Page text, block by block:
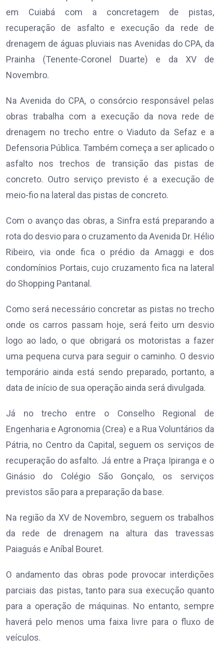
em Cuiabá com a concretagem de pistas,
recuperação de asfalto e execução da rede de
drenagem de águas pluviais nas Avenidas do CPA, da
Prainha (Tenente-Coronel Duarte) e da XV de
Novembro.
Na Avenida do CPA, o consórcio responsável pelas
obras trabalha com a execução da nova rede de
drenagem no trecho entre o Viaduto da Sefaz e a
Defensoria Pública. Também começa a ser aplicado o
asfalto nos trechos de transição das pistas de
concreto. Outro serviço previsto é a execução de
meio-fio na lateral das pistas de concreto.
Com o avanço das obras, a Sinfra está preparando a
rota do desvio para o cruzamento da Avenida Dr. Hélio
Ribeiro, via onde fica o prédio da Amaggi e dos
condomínios Portais, cujo cruzamento fica na lateral
do Shopping Pantanal.
Como será necessário concretar as pistas no trecho
onde os carros passam hoje, será feito um desvio
logo ao lado, o que obrigará os motoristas a fazer
uma pequena curva para seguir o caminho. O desvio
temporário ainda está sendo preparado, portanto, a
data de início de sua operação ainda será divulgada.
Já no trecho entre o Conselho Regional de
Engenharia e Agronomia (Crea) e a Rua Voluntários da
Pátria, no Centro da Capital, seguem os serviços de
recuperação do asfalto. Já entre a Praça Ipiranga e o
Ginásio do Colégio São Gonçalo, os serviços
previstos são para a preparação da base.
Na região da XV de Novembro, seguem os trabalhos
da rede de drenagem na altura das travessas
Paiaguás e Aníbal Bouret.
O andamento das obras pode provocar interdições
parciais das pistas, tanto para sua execução quanto
para a operação de máquinas. No entanto, sempre
haverá pelo menos uma faixa livre para o fluxo de
veículos.